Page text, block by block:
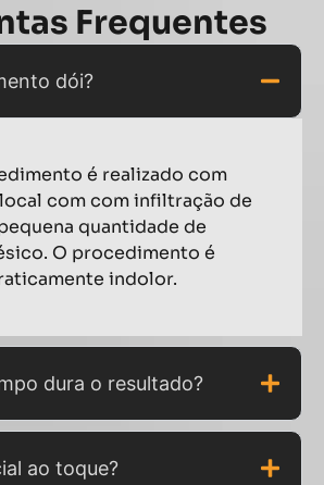
Frequentes
dói?
é realizado com
com com infiltração de
quantidade de
O procedimento é
indolor.
dura o resultado?
ao toque?